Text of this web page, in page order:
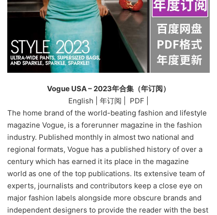
Vogue USA – 2023年合集（年订阅）
English | 年订阅 | PDF |
The home brand of the world-beating fashion and lifestyle
magazine Vogue, is a forerunner magazine in the fashion
industry. Published monthly in almost two national and
regional formats, Vogue has a published history of over a
century which has earned it its place in the magazine
world as one of the top publications. Its extensive team of
experts, journalists and contributors keep a close eye on
major fashion labels alongside more obscure brands and
independent designers to provide the reader with the best